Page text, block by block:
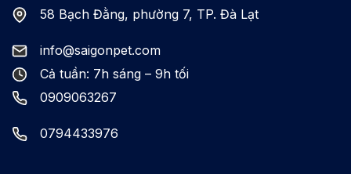
58 Bạch Đằng, phường 7, TP. Đà Lạt
info@saigonpet.com
Cả tuần: 7h sáng – 9h tối
0909063267
0794433976